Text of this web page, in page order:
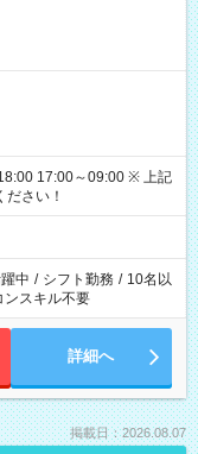
17:00～09:00 ※ 上記
さい！
中 / シフト勤務 / 10名以
ンスキル不要
詳細へ
掲載日：2026.08.07